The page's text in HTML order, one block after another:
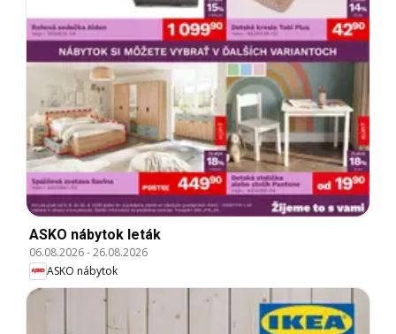
ASKO nábytok leták
06.08.2026-26.08.2026
ASKO nábytok